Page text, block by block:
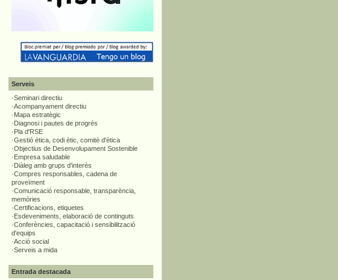
Serveis
·Seminari directiu
·Acompanyament directiu
·Mapa estratègic
·Diagnosi i pautes de progrés
·Pla d'RSE
·Gestió ètica, codi ètic, comitè d'ètica
·Objectius de Desenvolupament Sostenible
·Empresa saludable
·Diàleg amb grups d'interès
·Compres responsables, cadena de
proveïment
·Comunicació responsable, transparència,
memòries
·Certificacions, etiquetes
·Esdeveniments, elaboració de continguts
·Conferències, capacitació i sensibilització
d'equips
·Acció social
·Serveis a mida
Entrada destacada